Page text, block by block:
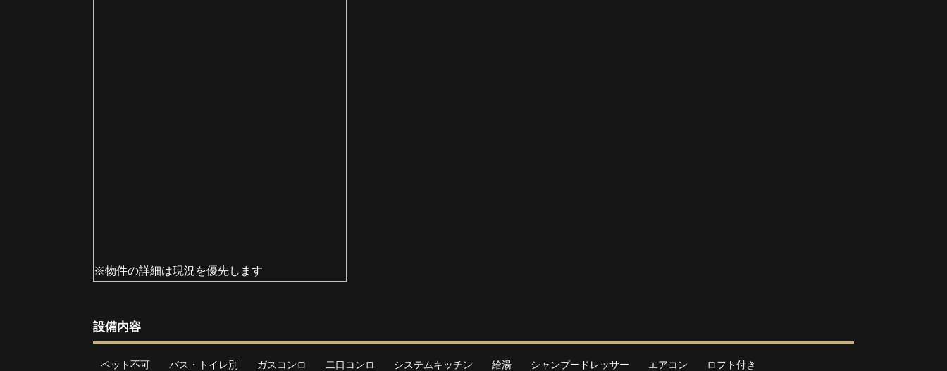
※物件の詳細は現況を優先します
設備内容
ペット不可 バス・トイレ別 ガスコンロ 二口コンロ システムキッチン 給湯 シャンプードレッサー エアコン ロフト付き